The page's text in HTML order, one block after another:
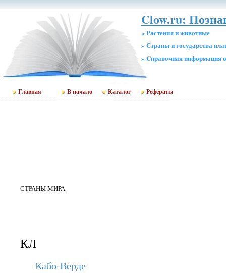
Clow.ru:
» Растения и животные
» Страны и государства
» Cправочная информация
Главная В начало Каталог Рефераты
СТРАНЫ МИРА
КЛ
Кабо-Верде